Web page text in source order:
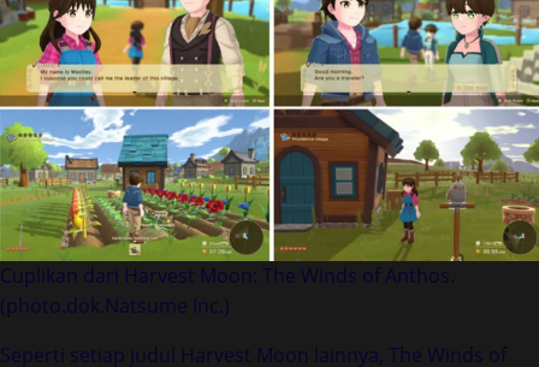
Cuplikan dari Harvest Moon: The Winds of Anthos.
(photo.dok.Natsume Inc.)
Seperti setiap judul Harvest Moon lainnya, The Winds of